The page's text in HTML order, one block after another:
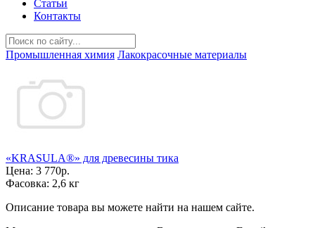
Статьи
Контакты
Промышленная химия Лакокрасочные материалы
«KRASULA®» для древесины тика
Цена: 3 770р.
Фасовка: 2,6 кг
Описание товара вы можете найти на нашем сайте.